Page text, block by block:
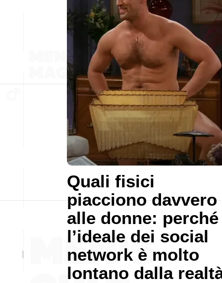
Quali fisici
piacciono davvero
alle donne: perché
l’ideale dei social
network è molto
lontano dalla